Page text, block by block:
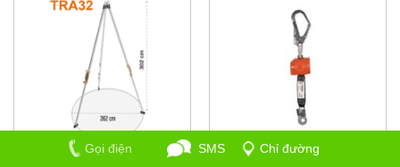
Bộ cứu nạn trong không gian Dây chống sốc Minibloc AN102
Gọi điện SMS Chỉ đường